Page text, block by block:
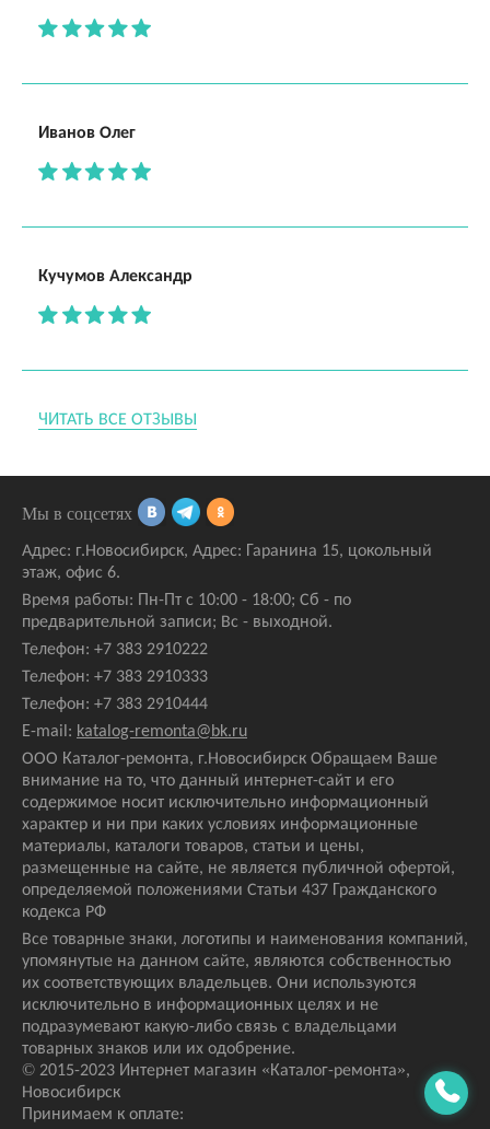
Иванов Олег
Кучумов Александр
ЧИТАТЬ ВСЕ ОТЗЫВЫ
© 2015-2023 Интернет магазин «Каталог-ремонта»,
Новосибирск
Принимаем к оплате:
Адрес: г.Новосибирск, Адрес: Гаранина 15, цокольный
этаж, офис 6.
Время работы: Пн-Пт с 10:00 - 18:00; Сб - по
предварительной записи; Вс - выходной.
Телефон: +7 383 2910222
Телефон: +7 383 2910333
Телефон: +7 383 2910444
E-mail: katalog-remonta@bk.ru
ООО Каталог-ремонта, г.Новосибирск Обращаем Ваше
внимание на то, что данный интернет-сайт и его
содержимое носит исключительно информационный
характер и ни при каких условиях информационные
материалы, каталоги товаров, статьи и цены,
размещенные на сайте, не является публичной офертой,
определяемой положениями Статьи 437 Гражданского
кодекса РФ
Все товарные знаки, логотипы и наименования компаний,
упомянутые на данном сайте, являются собственностью
их соответствующих владельцев. Они используются
исключительно в информационных целях и не
подразумевают какую-либо связь с владельцами
товарных знаков или их одобрение.
Мы в соцсетях